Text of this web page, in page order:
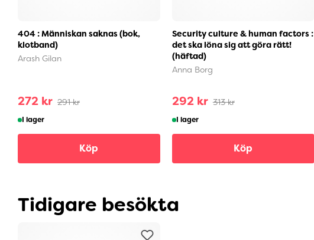
404 : Människan saknas (bok,
klotband)
Arash Gilan
272 kr 291 kr
I lager
Köp
Security culture & human factors :
det ska löna sig att göra rätt!
(häftad)
Anna Borg
292 kr 313 kr
I lager
Köp
Tidigare besökta